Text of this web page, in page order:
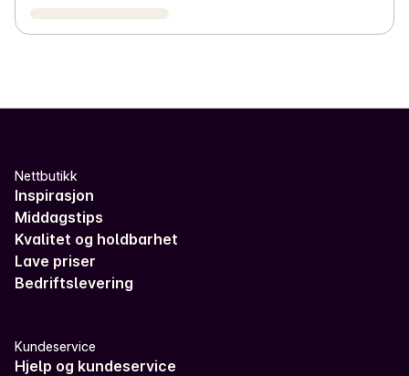
Nettbutikk
Inspirasjon
Middagstips
Kvalitet og holdbarhet
Lave priser
Bedriftslevering
Kundeservice
Hjelp og kundeservice